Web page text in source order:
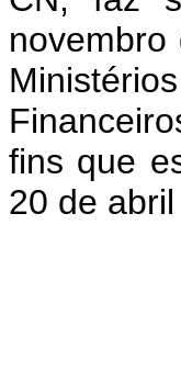
fins que
20 de